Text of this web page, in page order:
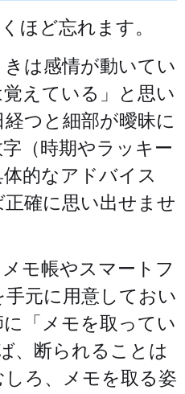
ほど忘れます。
は感情が動いてい
えている」と思い
つと細部が曖昧に
（時期やラッキー
的なアドバイス
確に思い出せませ
モ帳やスマートフ
元に用意しておい
「メモを取ってい
、断られることは
ろ、メモを取る姿